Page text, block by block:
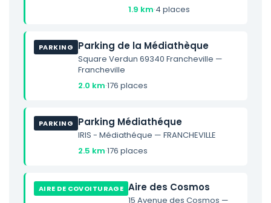
1.9 km·4 places
PARKING Parking de la Médiathèque
Square Verdun 69340 Francheville —
Francheville
2.0 km·176 places
PARKING Parking Médiathéque
IRIS - Médiathéque — FRANCHEVILLE
2.5 km·176 places
AIRE DE COVOITURAGE Aire des Cosmos
15 Avenue des Cosmos —